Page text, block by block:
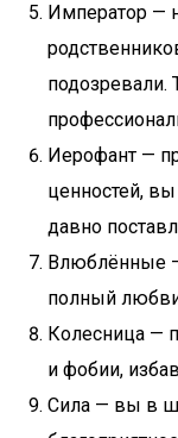
Император —
подозревали.
Иерофант —
ценностей,
давно
Влюблённые
полный
Колесница —
и фобии,
Сила — вы в